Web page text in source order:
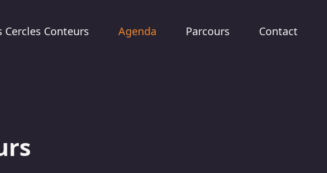
Cercles Conteurs Agenda Parcours Contact